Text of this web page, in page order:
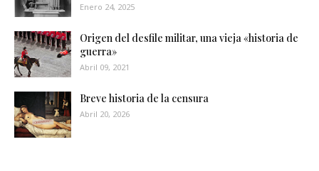
Enero 24, 2025
Origen del desfile militar, una vieja «historia de
guerra»
Abril 09, 2021
Breve historia de la censura
Abril 20, 2026